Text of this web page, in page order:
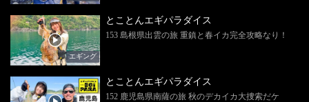
エギング
とことんエギパラダイス
153 島根県出雲の旅 重鎮と春イカ完全攻略なり！
とことんエギパラダイス
152 鹿児島県南薩の旅 秋のデカイカ大捜索だケ